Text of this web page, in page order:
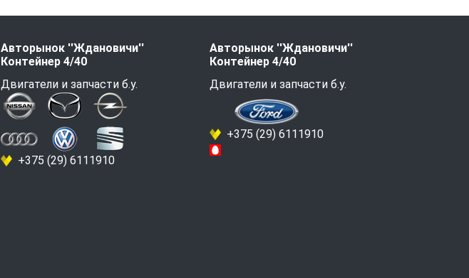
Авторынок ''Ждановичи''
Контейнер 4/40
Двигатели и запчасти б.у.
+375 (29) 6111910
Авторынок ''Ждановичи''
Контейнер 4/40
Двигатели и запчасти б.у.
+375 (29) 6111910